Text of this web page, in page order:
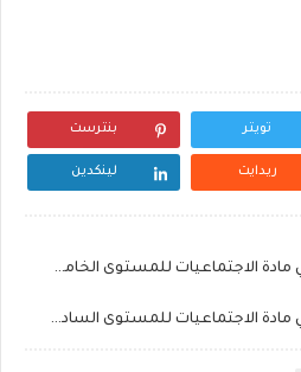
تويتر بنترست
ريدايت لينكدين
الفرض الاول الدورة الثانية في مادة الاجتماعيات للمستوى الخامس ابتدائي 2024
الفرض الاول الدورة الثانية في مادة الاجتماعيات للمستوى السادس ابتدائي 2024